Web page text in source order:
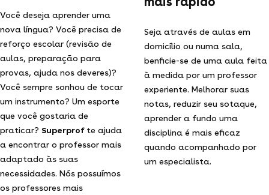
Você deseja aprender uma
nova língua? Você precisa de
reforço escolar (revisão de
aulas, preparação para
provas, ajuda nos deveres)?
Você sempre sonhou de tocar
um instrumento? Um esporte
que você gostaria de
praticar? Superprof te ajuda
a encontrar o professor mais
adaptado às suas
necessidades. Nós possuímos
os professores mais
Seja através de aulas em
domicílio ou numa sala,
benficie-se de uma aula feita
à medida por um professor
experiente. Melhorar suas
notas, reduzir seu sotaque,
aprender a fundo uma
disciplina é mais eficaz
quando acompanhado por
um especialista.